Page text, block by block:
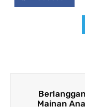
Mainan